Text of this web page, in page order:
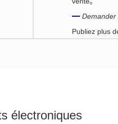
Demander
Publiez plus
d'achat par
électroniques